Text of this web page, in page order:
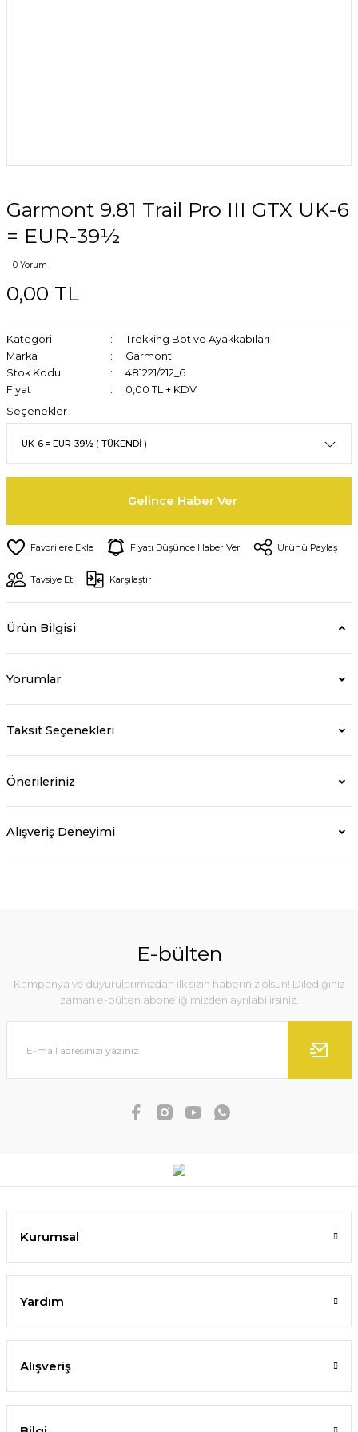
Garmont 9.81 Trail Pro III GTX UK-6
= EUR-39½
0 Yorum
0,00 TL
Kategori
Trekking Bot ve Ayakkabıları
Marka
Garmont
Stok Kodu
481221/212_6
Fiyat
0,00 TL + KDV
Seçenekler
Gelince Haber Ver
Fiyatı Düşünce Haber Ver Ürünü Paylaş
Tavsiye Et Karşılaştır
Ürün Bilgisi
Yorumlar
Taksit Seçenekleri
Önerileriniz
Alışveriş Deneyimi
E-bülten
Kampanya ve duyurularımızdan ilk sizin haberiniz olsun! Dilediğiniz
zaman e-bülten aboneliğimizden ayrılabilirsiniz.
Kurumsal
Yardım
Alışveriş